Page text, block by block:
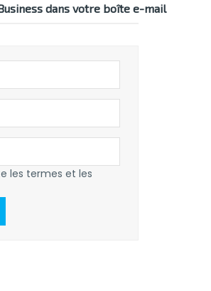
dans votre boîte e-mail
les termes et les